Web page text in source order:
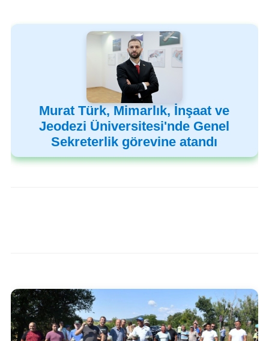
Murat Türk, Mimarlık, İnşaat ve
Jeodezi Üniversitesi'nde Genel
Sekreterlik görevine atandı